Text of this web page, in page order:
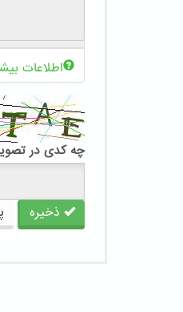
اطلاعات
چه کدی در
ذخیره